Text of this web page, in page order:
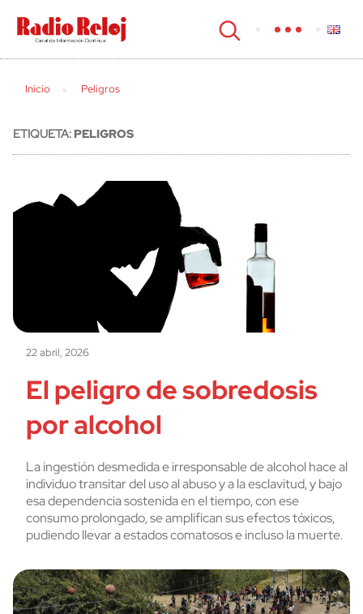
cerrar
Inicio Peligros
ETIQUETA:PELIGROS
22 abril, 2026
El peligro de sobredosis
por alcohol
La ingestión desmedida e irresponsable de alcohol hace al
individuo transitar del uso al abuso y a la esclavitud, y bajo
esa dependencia sostenida en el tiempo, con ese
consumo prolongado, se amplifican sus efectos tóxicos,
pudiendo llevar a estados comatosos e incluso la muerte.